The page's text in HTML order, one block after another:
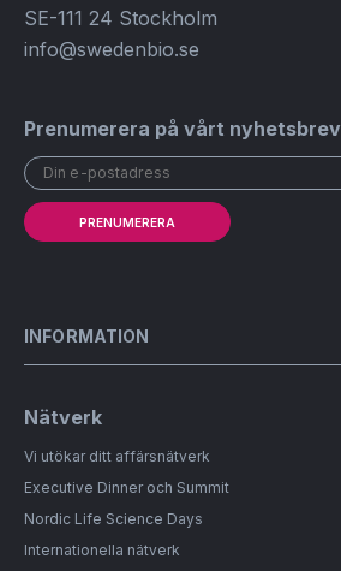
SE-111 24 Stockholm
info@swedenbio.se
Prenumerera på vårt nyhetsbrev
PRENUMERERA
INFORMATION
Nätverk
Vi utökar ditt affärsnätverk
Executive Dinner och Summit
Nordic Life Science Days
Internationella nätverk